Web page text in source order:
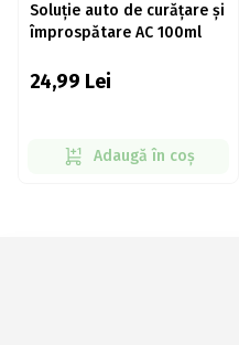
Soluție auto de curățare și
împrospătare AC 100ml
24,99 Lei
Adaugă în coș